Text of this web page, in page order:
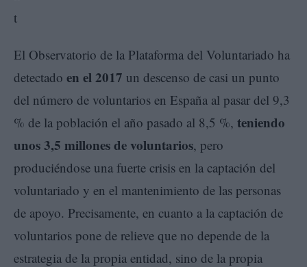
El Observatorio de la Plataforma del Voluntariado ha
detectado en el 2017 un descenso de casi un punto
del número de voluntarios en España al pasar del 9,3
% de la población el año pasado al 8,5 %, teniendo
unos 3,5 millones de voluntarios, pero
produciéndose una fuerte crisis en la captación del
voluntariado y en el mantenimiento de las personas
de apoyo. Precisamente, en cuanto a la captación de
voluntarios pone de relieve que no depende de la
estrategia de la propia entidad, sino de la propia